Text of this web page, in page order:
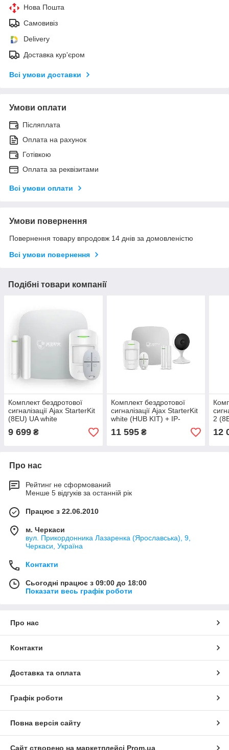
Нова Пошта
Самовивіз
Delivery
Доставка кур'єром
Всі умови доставки
Умови оплати
Післяплата
Оплата на рахунок
Готівкою
Оплата за реквізитами
Всі умови оплати
Умови повернення
Повернення товару впродовж 14 днів за домовленістю
Всі умови повернення
Подібні товари компанії
Комплект бездротової
сигналізації Ajax StarterKit
(8EU) UA white
9 699 ₴
Комплект бездротової
сигналізації Ajax StarterKit
white (HUB KIT) + IP-
відеокамера 2 Мп IMOU
Cue 2 (IPC-C22EP-A) з Wi-
11 595₴
2
12
Про нас
Рейтинг не сформований
Менше 5 відгуків за останній рік
Працює з 22.06.2010
м. Черкаси
вул. Прикордонника Лазаренка (Ярославська), 9,
Черкаси, Україна
Контакти
Сьогодні працює з 09:00 до 18:00
Показати весь графік роботи
Про нас
Контакти
Доставка та оплата
Графік роботи
Повна версія сайту
Сайт створено на маркетплейсі Prom.ua